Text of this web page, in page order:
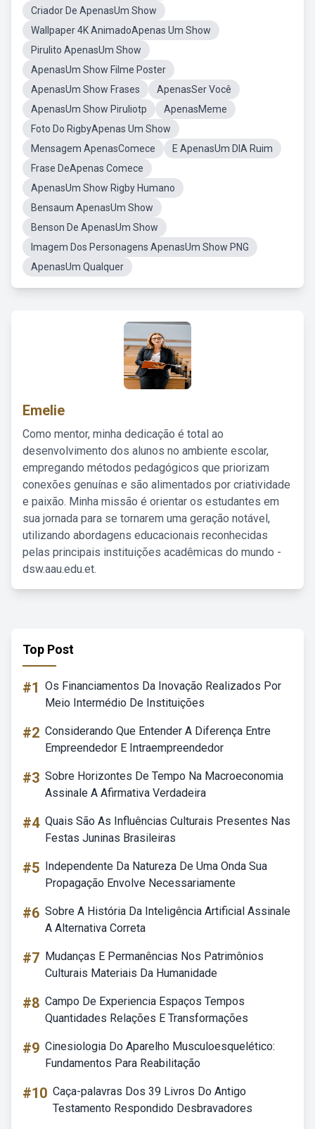
Criador De ApenasUm Show
Wallpaper 4K AnimadoApenas Um Show
Pirulito ApenasUm Show
ApenasUm Show Filme Poster
ApenasUm Show Frases
ApenasSer Você
ApenasUm Show Piruliotp
ApenasMeme
Foto Do RigbyApenas Um Show
Mensagem ApenasComece
E ApenasUm DIA Ruim
Frase DeApenas Comece
ApenasUm Show Rigby Humano
Bensaum ApenasUm Show
Benson De ApenasUm Show
Imagem Dos Personagens ApenasUm Show PNG
ApenasUm Qualquer
Emelie
Como mentor, minha dedicação é total ao
desenvolvimento dos alunos no ambiente escolar,
empregando métodos pedagógicos que priorizam
conexões genuínas e são alimentados por criatividade
e paixão. Minha missão é orientar os estudantes em
sua jornada para se tornarem uma geração notável,
utilizando abordagens educacionais reconhecidas
pelas principais instituições acadêmicas do mundo -
dsw.aau.edu.et.
Top Post
#1 Os Financiamentos Da Inovação Realizados Por
Meio Intermédio De Instituições
#2 Considerando Que Entender A Diferença Entre
Empreendedor E Intraempreendedor
#3 Sobre Horizontes De Tempo Na Macroeconomia
Assinale A Afirmativa Verdadeira
#4 Quais São As Influências Culturais Presentes Nas
Festas Juninas Brasileiras
#5 Independente Da Natureza De Uma Onda Sua
Propagação Envolve Necessariamente
#6 Sobre A História Da Inteligência Artificial Assinale
A Alternativa Correta
#7 Mudanças E Permanências Nos Patrimônios
Culturais Materiais Da Humanidade
#8 Campo De Experiencia Espaços Tempos
Quantidades Relações E Transformações
#9 Cinesiologia Do Aparelho Musculoesquelético:
Fundamentos Para Reabilitação
#10 Caça-palavras Dos 39 Livros Do Antigo
Testamento Respondido Desbravadores